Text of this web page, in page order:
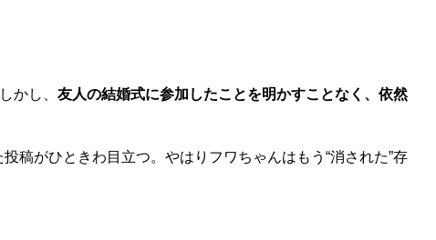
かし、 友人の結婚式に参加したことを明かすことなく、依然
稿がひときわ目立つ。やはりフワちゃんはもう“消された”存